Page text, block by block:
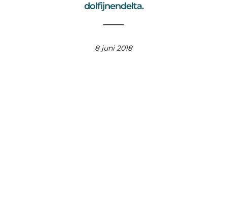
dolfijnendelta.
8 juni 2018